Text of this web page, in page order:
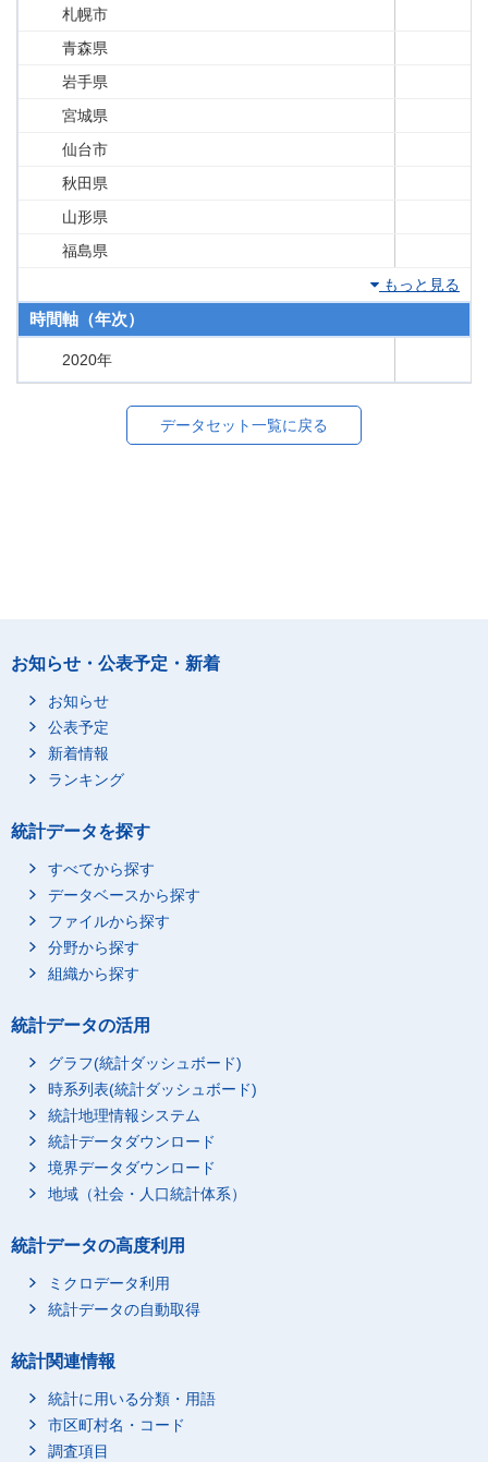
札幌市
青森県
岩手県
宮城県
仙台市
秋田県
山形県
福島県
もっと見る
時間軸（年次）
2020年
データセット一覧に戻る
お知らせ・公表予定・新着
お知らせ
公表予定
新着情報
ランキング
統計データを探す
すべてから探す
データベースから探す
ファイルから探す
分野から探す
組織から探す
統計データの活用
グラフ(統計ダッシュボード)
時系列表(統計ダッシュボード)
統計地理情報システム
統計データダウンロード
境界データダウンロード
地域（社会・人口統計体系）
統計データの高度利用
ミクロデータ利用
統計データの自動取得
統計関連情報
統計に用いる分類・用語
市区町村名・コード
調査項目